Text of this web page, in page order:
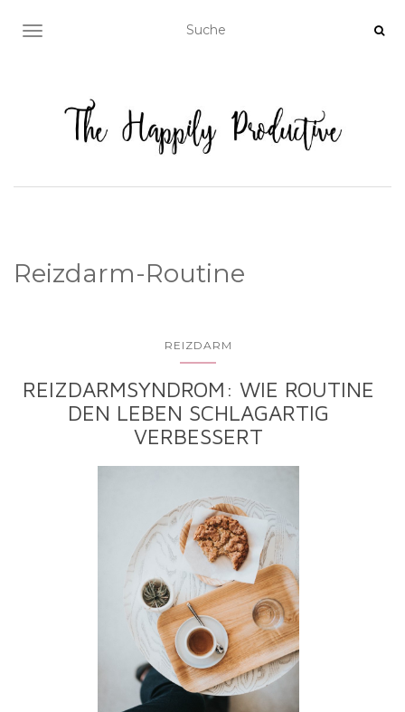
NAVIGATION EIN-/AUSSCHALTEN
Reizdarm-Routine
REIZDARM
REIZDARMSYNDROM: WIE ROUTINE
DEN LEBEN SCHLAGARTIG
VERBESSERT